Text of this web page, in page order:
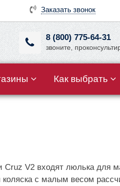
Заказать звонок
8 (800) 775-64-31
звоните,
Как выбрать
Cruz V2 входят люлька
с малым весом